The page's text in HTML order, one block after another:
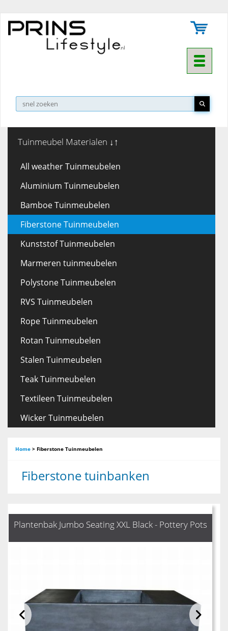
Toggle
▼
Tuinmeubel Materialen ↓↑
All weather Tuinmeubelen
Aluminium Tuinmeubelen
Bamboe Tuinmeubelen
Fiberstone Tuinmeubelen
Kunststof Tuinmeubelen
Marmeren tuinmeubelen
Polystone Tuinmeubelen
RVS Tuinmeubelen
Rope Tuinmeubelen
Rotan Tuinmeubelen
Stalen Tuinmeubelen
Teak Tuinmeubelen
Textileen Tuinmeubelen
Wicker Tuinmeubelen
Home > Fiberstone Tuinmeubelen
Fiberstone tuinbanken
Plantenbak Jumbo Seating XXL Black - Pottery Pots